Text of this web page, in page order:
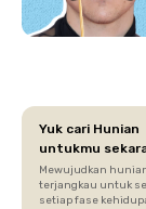
Yuk cari Hunian
untukmu
Mewujudkan
terjangkau untuk
setiap fase